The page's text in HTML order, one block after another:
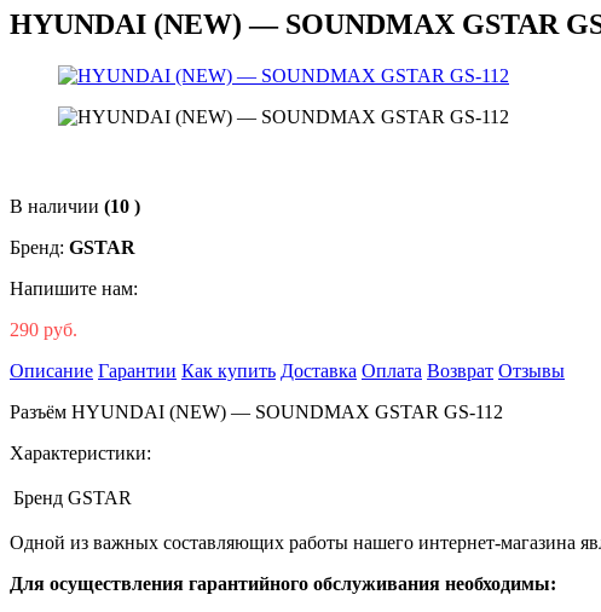
HYUNDAI (NEW) — SOUNDMAX GSTAR
В наличии (10 )
Бренд: GSTAR
Напишите нам:
290 руб.
Описание Гарантии Как купить Доставка Оплата Возврат Отзывы
Разъём HYUNDAI (NEW) — SOUNDMAX GSTAR GS-112
Характеристики:
Бренд GSTAR
Одной из важных составляющих работы нашего интернет-магазина
Для осуществления гарантийного обслуживания необходимы: